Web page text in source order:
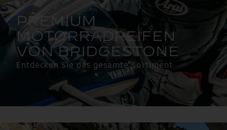
Entdecken Sie das gesamte Sortiment